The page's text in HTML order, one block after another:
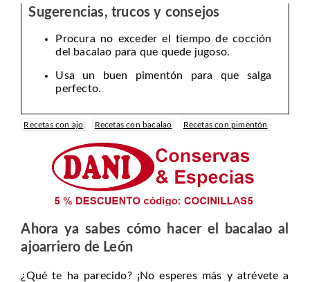
Sugerencias, trucos y consejos
Procura no exceder el tiempo de cocción
del bacalao para que quede jugoso.
Usa un buen pimentón para que salga
perfecto.
Recetas con ajo Recetas con bacalao Recetas con pimentón
Ahora ya sabes cómo hacer el bacalao al
ajoarriero de León
¿Qué te ha parecido? ¡No esperes más y atrévete a